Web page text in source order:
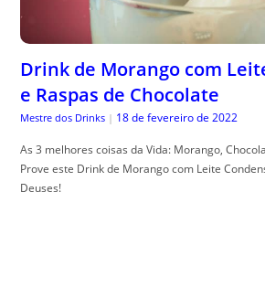
Drink de Morango com
e Raspas de Chocolate
Mestre dos Drinks | 18 de fevereiro de 2022
As 3 melhores coisas da Vida: Morango,
Prove este Drink de Morango com Leite
Deuses!